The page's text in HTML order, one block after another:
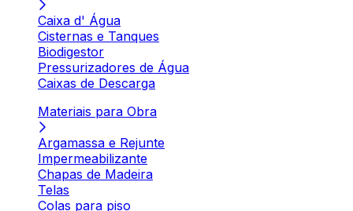
Caixa d' Água
Cisternas e Tanques
Biodigestor
Pressurizadores de Água
Caixas de Descarga
Materiais para Obra
Argamassa e Rejunte
Impermeabilizante
Chapas de Madeira
Telas
Colas para piso